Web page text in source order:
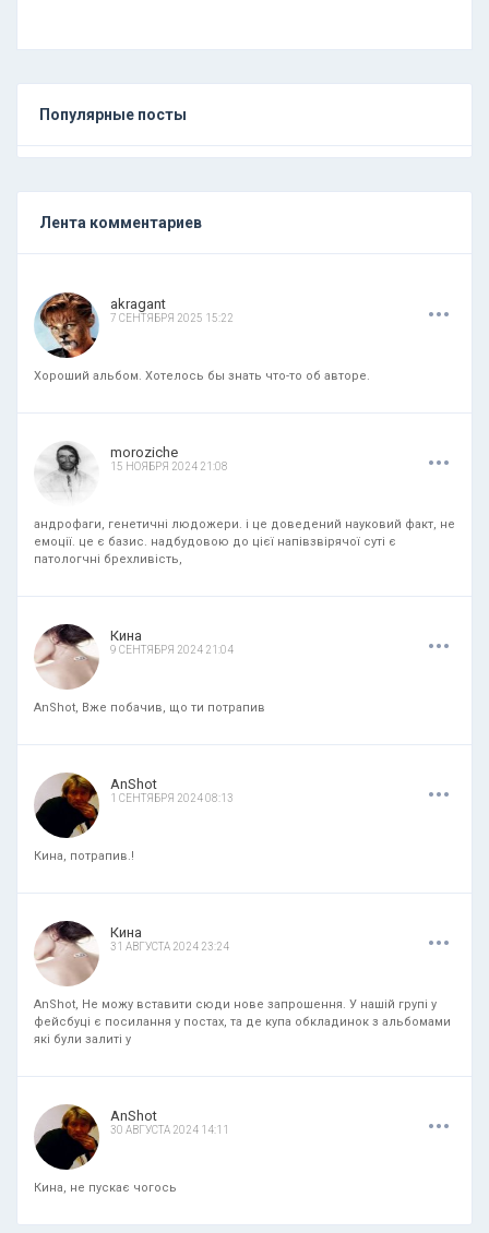
Популярные посты
Лента комментариев
akragant
7 СЕНТЯБРЯ 2025 15:22 ...
Хороший альбом. Хотелось бы знать что-то об авторе.
moroziche
15 НОЯБРЯ 2024 21:08 ...
андрофаги, генетичні людожери. і це доведений науковий факт, не
емоції. це є базис. надбудовою до цієї напівзвірячої суті є
патологчні брехливість,
Кина
9 СЕНТЯБРЯ 2024 21:04 ...
AnShot, Вже побачив, що ти потрапив
AnShot
1 СЕНТЯБРЯ 2024 08:13 ...
Кина, потрапив.!
Кина
31 АВГУСТА 2024 23:24 ...
AnShot, Не можу вставити сюди нове запрошення. У нашій групі у
фейсбуці є посилання у постах, та де купа обкладинок з альбомами
які були залиті у
AnShot
30 АВГУСТА 2024 14:11 ...
Кина, не пускає чогось